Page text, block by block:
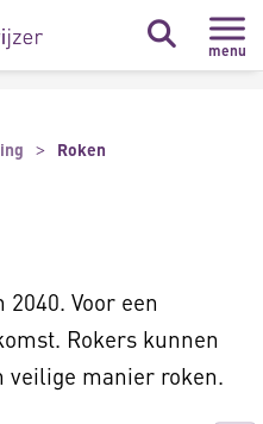
menu
Roken
Voor een
Rokers kunnen
veilige manier roken.